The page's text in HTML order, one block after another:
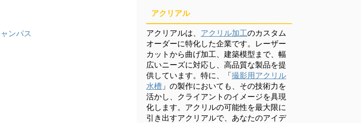
アクリアル
アクリアルは、 アクリル加工のカスタム
オーダーに特化した企業です。レーザー
カットから曲げ加工、建築模型まで、幅
広いニーズに対応し、高品質な製品を提
供しています。特に、「撮影用アクリル
水槽 」の製作においても、その技術力を
活かし、クライアントのイメージを具現
化します。アクリルの可能性を最大限に
引き出すアクリアルで、あなたのアイデ